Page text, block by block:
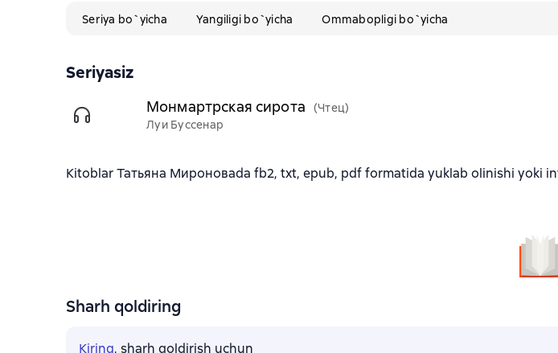
Seriya bo`yicha Yangiligi bo`yicha Ommabopligi bo`yicha
Seriyasiz
Монмартрская сирота
(Чтец)
Луи Буссенар
Kitoblar Татьяна Мироноваda fb2, txt, epub, pdf formatida yuklab olinishi yoki
Sharh qoldiring
Kiring, sharh qoldirish uchun